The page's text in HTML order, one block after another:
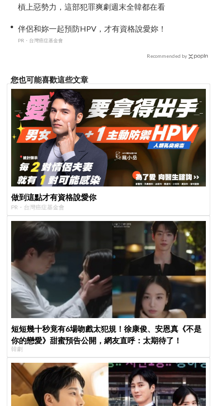
槓上惡勢力，這部犯罪爽劇週末全韓都在看
伴侶和妳一起預防HPV，才有資格說愛妳！
PR・台灣癌症基金會
Recommended by
您也可能喜歡這些文章
做到這點才有資格說愛你
PR・台灣癌症基金會
短短幾十秒竟有6場吻戲太犯規！徐康俊、安恩真《不是
你的戀愛》甜蜜預告公開，網友直呼：太期待了！
韓劇